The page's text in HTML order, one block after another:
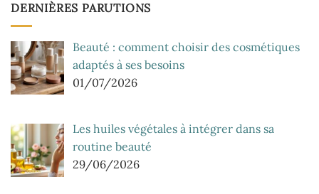
DERNIÈRES PARUTIONS
Beauté : comment choisir des cosmétiques
adaptés à ses besoins
01/07/2026
Les huiles végétales à intégrer dans sa
routine beauté
29/06/2026